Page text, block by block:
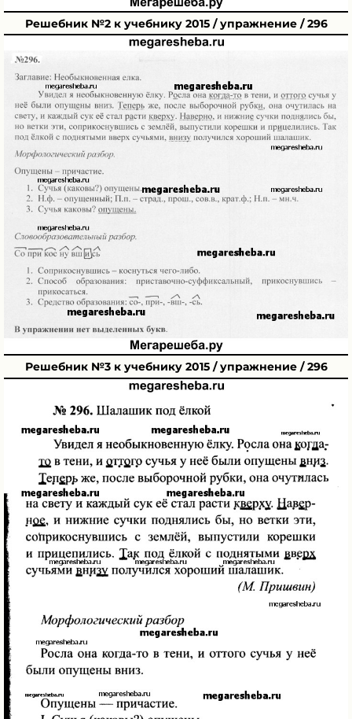
Решебник №2 к учебнику 2015 / упражнение / 296
Решебник №3 к учебнику 2015 / упражнение / 296